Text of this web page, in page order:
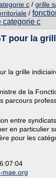
c / grille
/
categorie c
pour la
la grille
de la
parcours
entre
en particulier
pour les
mae.org